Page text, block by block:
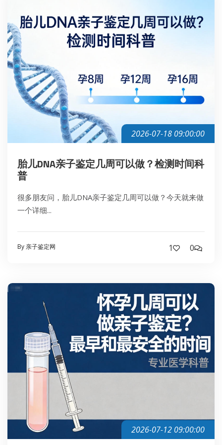
2026-07-18 09:00:00
胎儿DNA亲子鉴定几周可以做？检测时间科
普
很多朋友问，胎儿DNA亲子鉴定几周可以做？今天就来做
一个详细...
By 亲子鉴定网 1 0
2026-07-12 09:00:00